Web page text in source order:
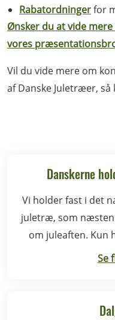
Rabatordningerfor
Ønsker du at vide
vores
Vil du vide mere om
af Danske Juletræer, så
Danskerne
Vi holder fast i det
juletræ, som næsten
om juleaften. Kun
Se